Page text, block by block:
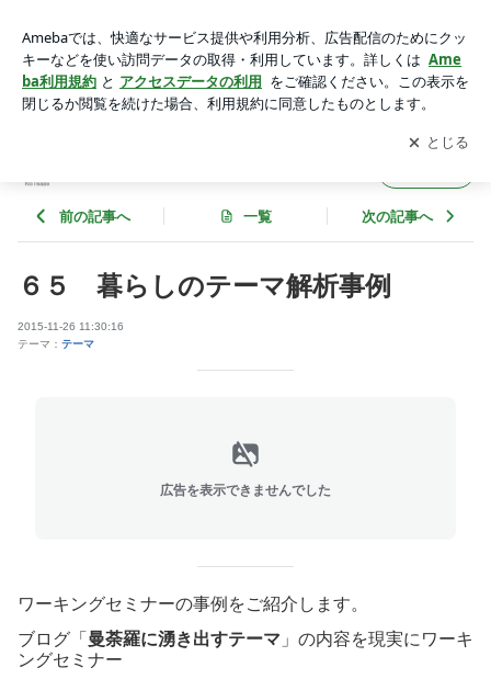
アプリをダウンロードして ブログの更新通知
を受け取りまし
ょう。
開く
前の記事へ 一覧 次の記事へ
６５ 暮らしのテーマ解析事例
2015-11-26 11:30:16
テーマ： テーマ
広告を表示できませんでした
ワーキングセミナーの事例をご紹介します。
ブログ「曼荼羅に湧き出すテーマ 」の内容を現実にワーキ
ングセミナー